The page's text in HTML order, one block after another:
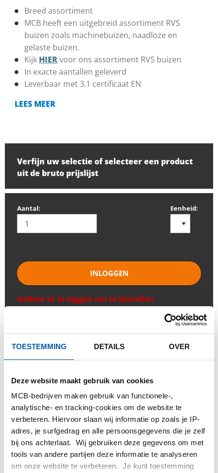
TOESTEMMING DETAILS OVER
Deze website maakt gebruik van cookies
MCB-bedrijven maken gebruik van functionele-,
analytische- en tracking-cookies om de website te
verbeteren. Hiervoor slaan wij informatie op zoals je IP-
adres, je surfgedrag en alle persoonsgegevens die je zelf
bij ons achterlaat. Wij gebruiken deze gegevens om met
tools van andere partijen deze informatie te analyseren
om onze website te verbeteren. Je kunt toestemming
Breed assortiment
MCB heeft een uitgebreid assortiment RVS
buizen zoals machinebuizen, naadloze en
gelaste buizen.
Kijk HIERvoor ons assortiment RVS buizen
In exacte aantallen geleverd
Leverbaar met 3.1 certificaat EN
LEES MEER
Verfijn uw selectie of selecteer een product
uit de bruto prijslijst
Aantal: Eenheid:
INLOGGEN
Gelieve in te loggen om te bestellen
Bestel met uw eigen artikelnummers
Calculeren met actuele Testas-prijzen
PRODUCT
PRODUCT OMSCHRIJVING
BRUTO PRIJSLIJST
DOWNLOADS
SPECIFICATIES